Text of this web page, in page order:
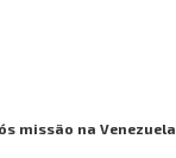
missão na Venezuela